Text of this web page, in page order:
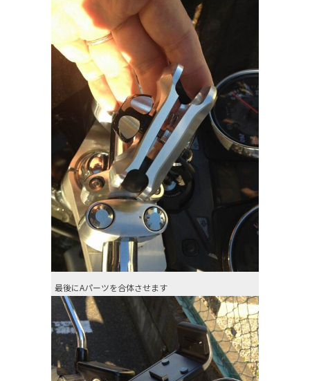
最後にAパーツを合体させます